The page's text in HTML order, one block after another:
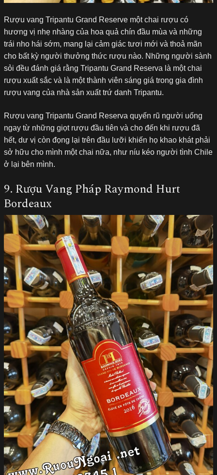
Rượu vang Tripantu Grand Reserve một chai rượu có
hương vị nhẹ nhàng của hoa quả chín đầu mùa và những
trái nho hái sớm, mang lại cảm giác tươi mới và thoả mãn
cho bất kỳ người thưởng thức rượu nào. Những người sành
sỏi đều đánh giá rằng Tripantu Grand Reserva là một chai
rượu xuất sắc và là một thành viên sáng giá trong gia đình
rượu vang của nhà sản xuất trứ danh Tripantu.
Rượu vang Tripantu Grand Reserva quyến rũ người uống
ngay từ những giọt rượu đầu tiên và cho đến khi rượu đã
hết, dư vị còn đọng lại trên đầu lưỡi khiến họ khao khát phải
sở hữu cho mình một chai nữa, như níu kéo người tình Chile
ở lại bên mình.
9. Rượu Vang Pháp Raymond Hurt
Bordeaux